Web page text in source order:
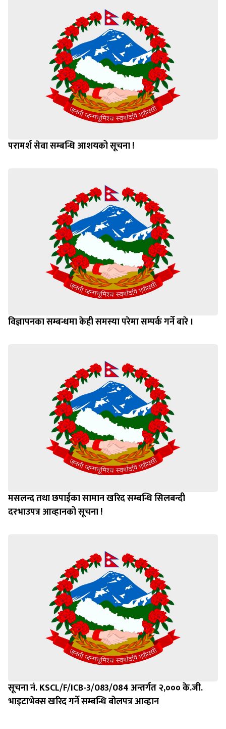
परामर्श सेवा सम्बन्धि आशयको सूचना !
विज्ञापनका सम्बन्धमा केही समस्या परेमा सम्पर्क गर्ने बारे ।
मसलन्द तथा छपाईका सामान खरिद सम्बन्धि सिलबन्दी
दरभाउपत्र आव्हानको सूचना !
सूचना नं. KSCL/F/ICB-3/083/084 अन्तर्गत २,००० के.जी.
भाइटाभेक्स खरिद गर्ने सम्बन्धि बोलपत्र आव्हान